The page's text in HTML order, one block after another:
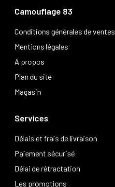
Camouflage 83
Conditions générales de ventes
Mentions légales
A propos
Plan du site
Magasin
Services
Délais et frais de livraison
Paiement sécurisé
Délai de rétractation
Les promotions